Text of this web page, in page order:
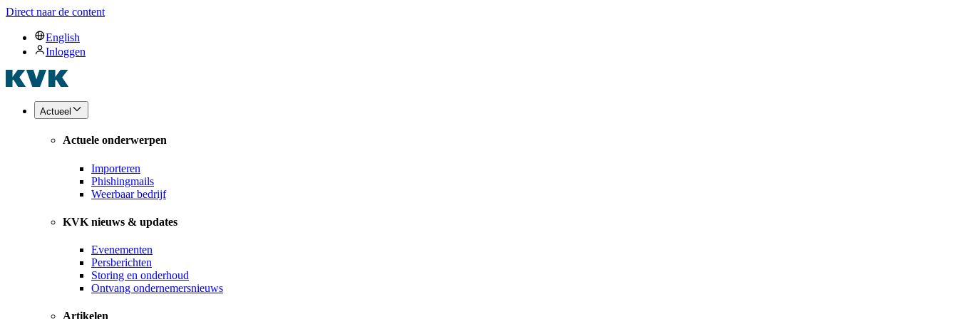
Direct naar de content
English
Inloggen
Actueel
Actuele onderwerpen
Importeren
Phishingmails
Weerbaar bedrijf
KVK nieuws & updates
Evenementen
Persberichten
Storing en onderhoud
Ontvang ondernemersnieuws
Artikelen